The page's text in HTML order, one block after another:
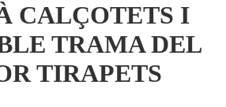
CALÇOTETS I
TRAMA DEL
TIRAPETS